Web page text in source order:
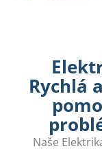
Rychlá
Naše